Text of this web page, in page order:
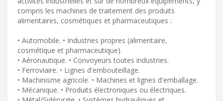
compris les machines de traitement des produits
alimentaires, cosmétiques et pharmaceutiques :
• Automobile. • Industries propres (alimentaire,
cosmétique et pharmaceutique).
• Aéronautique. • Convoyeurs toutes industries.
• Ferroviaire. • Lignes d'embouteillage.
• Machinisme agricole. • Machines et lignes d'emballage.
• Mécanique. • Produits électroniques ou électriques.